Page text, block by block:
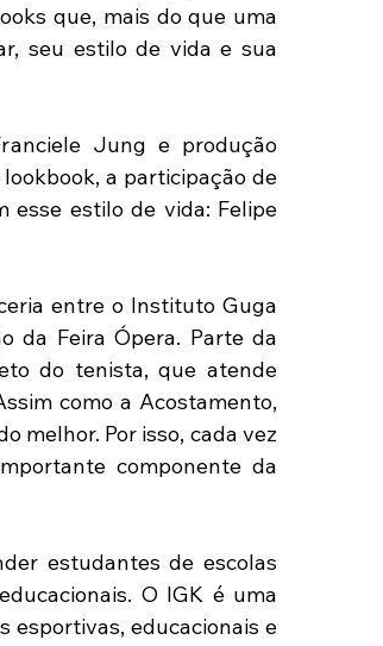
que, mais do que uma
seu estilo de vida e sua
Jung e produção
a participação de
esse estilo de vida: Felipe
entre o Instituto Guga
da Feira Ópera. Parte da
do tenista, que atende
como a Acostamento,
melhor. Por isso, cada vez
componente da
estudantes de escolas
O IGK é uma
esportivas, educacionais e